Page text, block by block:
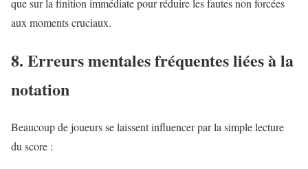
que sur la finition immédiate pour réduire les fautes non forcées
aux moments cruciaux.
8. Erreurs mentales fréquentes liées à la
notation
Beaucoup de joueurs se laissent influencer par la simple lecture
du score :